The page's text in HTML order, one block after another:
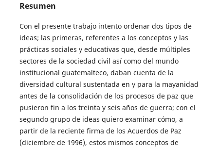
Resumen
Con el presente trabajo intento ordenar dos tipos de
ideas; las primeras, referentes a los conceptos y las
prácticas sociales y educativas que, desde múltiples
sectores de la sociedad civil así como del mundo
institucional guatemalteco, daban cuenta de la
diversidad cultural sustentada en y para la mayanidad
antes de la consolidación de los procesos de paz que
pusieron fin a los treinta y seis años de guerra; con el
segundo grupo de ideas quiero examinar cómo, a
partir de la reciente firma de los Acuerdos de Paz
(diciembre de 1996), estos mismos conceptos de